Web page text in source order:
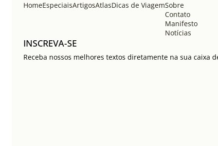
HomeEspeciaisArtigosAtlasDicas de ViagemSobre
Contato
Manifesto
Notícias
INSCREVA-SE
Receba nossos melhores textos diretamente na sua caixa